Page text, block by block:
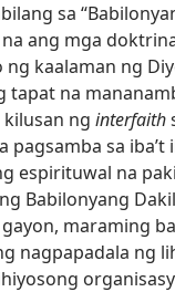
sa
ang mga
kaalaman ng
tapat na
ng interfaith
pagsamba sa
espirituwal na
Babilonyang
gayon, maraming
nagpapadala ng